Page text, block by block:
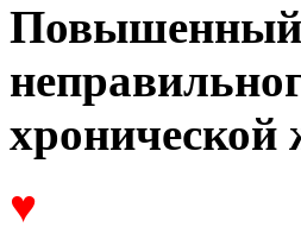
Повышенный
♥